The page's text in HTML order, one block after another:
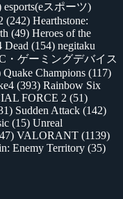
esports(eスポーツ)
(242) Hearthstone:
(49) Heroes of the
Dead (154) negitaku
・ゲーミングデバイス
Quake Champions (117)
(393) Rainbow Six
FORCE 2 (51)
Sudden Attack (142)
(15) Unreal
VALORANT (1139)
Enemy Territory (35)